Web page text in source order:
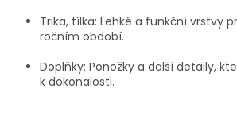
Trika, tílka: Lehké a funkční vrstvy
ročním období.
Doplňky: Ponožky a další detaily,
k dokonalosti.